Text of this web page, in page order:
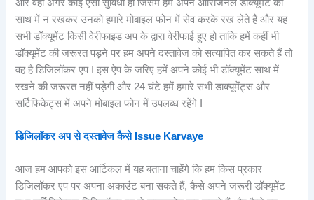
और वही अगर कोई ऐसी सुविधा हो जिसमें हमें अपने ओरिजिनल डॉक्यूमेंट को
साथ में न रखकर उनको हमारे मोबाइल फोन में सेव करके रख लेते हैं और यह
सभी डॉक्यूमेंट किसी वेरीफाइड अप के द्वारा वेरीफाई हुए हो ताकि हमें कहीं भी
डॉक्यूमेंट की जरूरत पड़ने पर हम अपने दस्तावेज को सत्यापित कर सकते हैं तो
वह है डिजिलॉकर एप I इस ऐप के जरिए हमें अपने कोई भी डॉक्यूमेंट साथ में
रखने की जरूरत नहीं पड़ेगी और 24 घंटे हमें हमारे सभी डाक्यूमेंट्स और
सर्टिफिकेट्स में अपने मोबाइल फोन में उपलब्ध रहेंगे I
डिजिलॉकर अप से दस्तावेज कैसे Issue Karvaye
आज हम आपको इस आर्टिकल में यह बताना चाहेंगे कि हम किस प्रकार
डिजिलॉकर एप पर अपना अकाउंट बना सकते हैं, कैसे अपने जरूरी डॉक्यूमेंट